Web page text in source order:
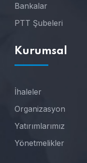
Bankalar
PTT Şubeleri
Kurumsal
İhaleler
Organizasyon
Yatırımlarımız
Yönetmelikler